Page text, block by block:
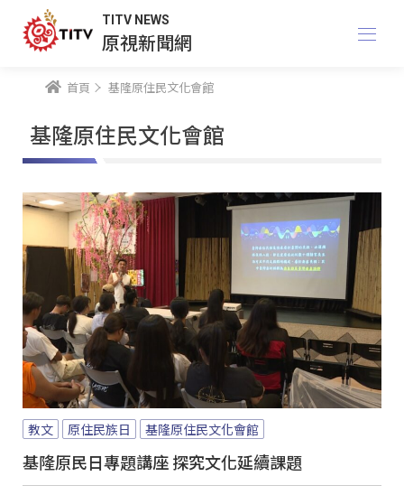
TITV NEWS
原視新聞網
首頁 基隆原住民文化會館
基隆原住民文化會館
教文 原住民族日 基隆原住民文化會館
基隆原民日專題講座 探究文化延續課題